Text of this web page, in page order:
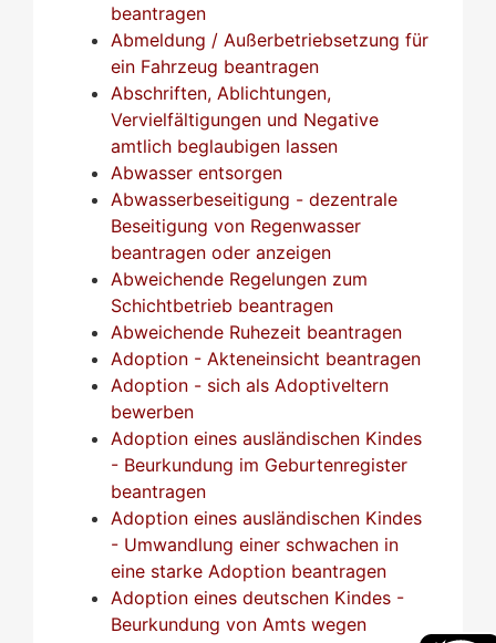
beantragen
Abmeldung / Außerbetriebsetzung für
ein Fahrzeug beantragen
Abschriften, Ablichtungen,
Vervielfältigungen und Negative
amtlich beglaubigen lassen
Abwasser entsorgen
Abwasserbeseitigung - dezentrale
Beseitigung von Regenwasser
beantragen oder anzeigen
Abweichende Regelungen zum
Schichtbetrieb beantragen
Abweichende Ruhezeit beantragen
Adoption - Akteneinsicht beantragen
Adoption - sich als Adoptiveltern
bewerben
Adoption eines ausländischen Kindes
- Beurkundung im Geburtenregister
beantragen
Adoption eines ausländischen Kindes
- Umwandlung einer schwachen in
eine starke Adoption beantragen
Adoption eines deutschen Kindes -
Beurkundung von Amts wegen